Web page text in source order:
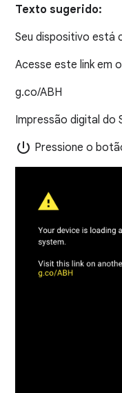
Texto sugerido:
Seu dispositivo está
Acesse este link em
g.co/ABH
Impressão digital do
power_settings_new Pressione o